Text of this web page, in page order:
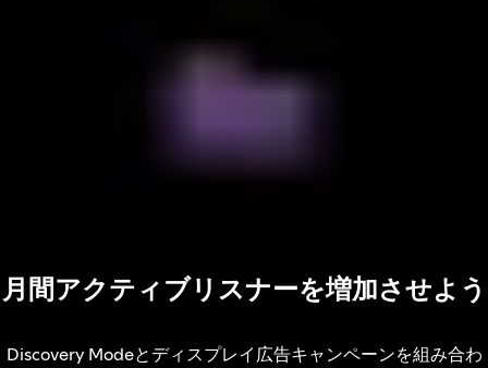
月間アクティブリスナーを増加させよう
Discovery Modeとディスプレイ広告キャンペーンを組み合わ